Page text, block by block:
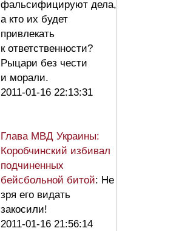
фальсифицируют дела,
а кто их будет
привлекать
к ответственности?
Рыцари без чести
и морали.
2011-01-16 22:13:31
Глава МВД Украины:
Коробчинский избивал
подчиненных
бейсбольной битой: Не
зря его видать
закосили!
2011-01-16 21:56:14